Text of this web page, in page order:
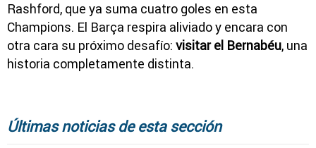
Rashford, que ya suma cuatro goles en esta
Champions. El Barça respira aliviado y encara con
otra cara su próximo desafío: visitar el Bernabéu, una
historia completamente distinta.
Últimas noticias de esta sección